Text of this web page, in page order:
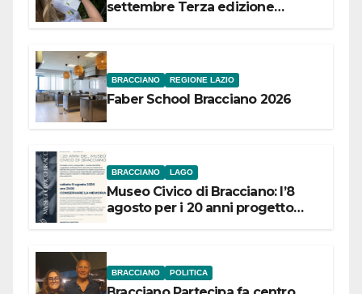
settembre Terza edizione
BRACCIANO REGIONE LAZIO
Faber School Bracciano 2026
BRACCIANO LAGO
Museo Civico di Bracciano: l’8
agosto per i 20 anni progetto
BRACCIANO POLITICA